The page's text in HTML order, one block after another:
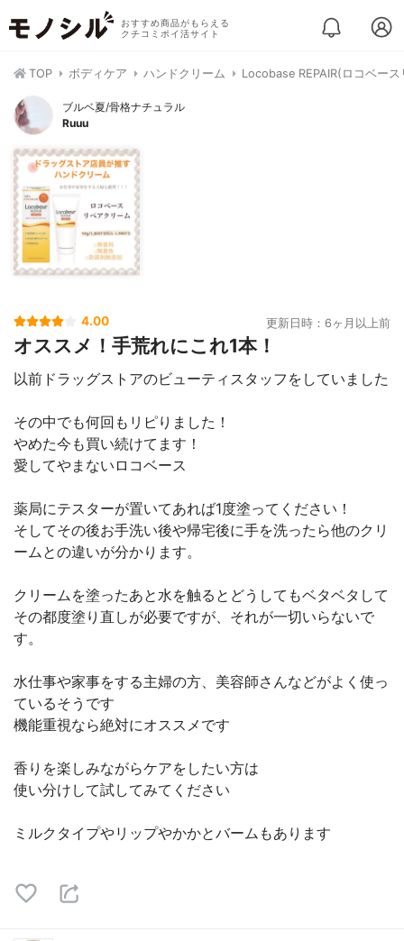
おすすめ商品がもらえる
クチコミポイ活サイト
TOP ボディケア ハンドクリーム Locobase REPAIR(ロコベー
ブルベ夏/骨格ナチュラル
Ruuu
4.00 更新日時：6ヶ月以上前
オススメ！手荒れにこれ1本！
以前ドラッグストアのビューティスタッフをしていました
その中でも何回もリピりました！
やめた今も買い続けてます！
愛してやまないロコベース
薬局にテスターが置いてあれば1度塗ってください！
そしてその後お手洗い後や帰宅後に手を洗ったら他のクリ
ームとの違いが分かります。
クリームを塗ったあと水を触るとどうしてもベタベタして
その都度塗り直しが必要ですが、それが一切いらないで
す。
水仕事や家事をする主婦の方、美容師さんなどがよく使っ
ているそうです
機能重視なら絶対にオススメです
香りを楽しみながらケアをしたい方は
使い分けして試してみてください
ミルクタイプやリップやかかとバームもあります